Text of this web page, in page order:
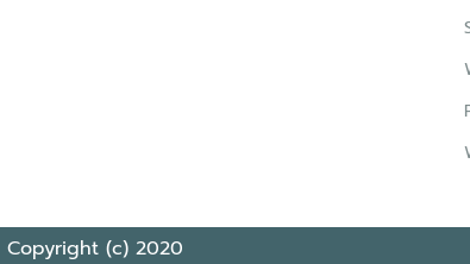
Copyright (c) 2020